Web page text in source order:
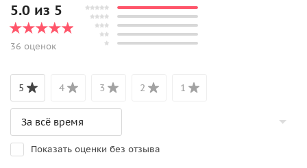
5.0 из 5
36 оценок
5 4 3 2 1
Показать оценки без отзыва